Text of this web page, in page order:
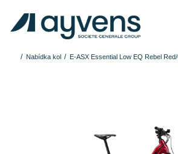
Nabídka kol E-ASX Essential Low EQ Rebel